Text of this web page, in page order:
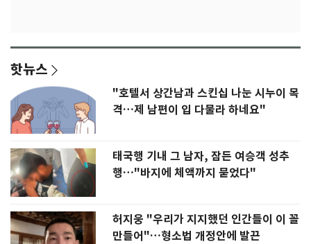
핫뉴스
"호텔서 상간남과 스킨십 나눈 시누이 목
격…제 남편이 입 다물라 하네요"
태국행 기내 그 남자, 잠든 여승객 성추
행…"바지에 체액까지 묻었다"
허지웅 "우리가 지지했던 인간들이 이 꼴
만들어"…형소법 개정안에 발끈